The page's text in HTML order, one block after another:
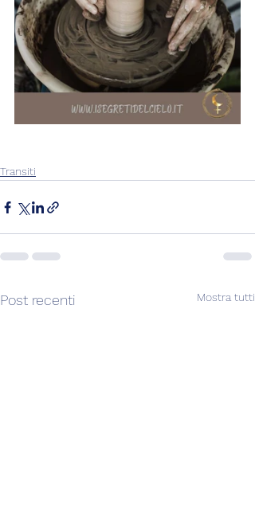
Transiti
Post recenti Mostra tutti